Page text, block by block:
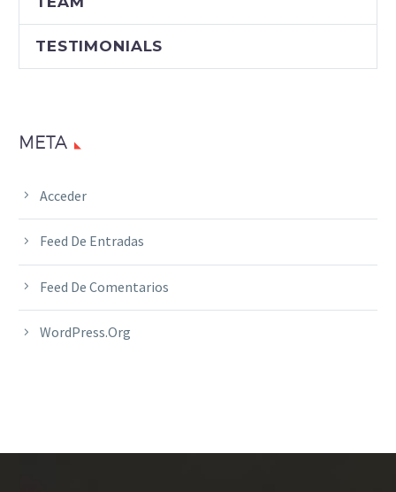
TESTIMONIALS
META
Acceder
Feed De Entradas
Feed De Comentarios
WordPress.org